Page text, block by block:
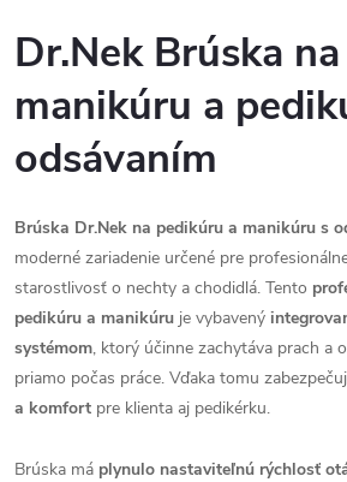
Dr.Nek Brúska na
manikúru a
odsávaním
Brúska Dr.Nek na pedikúru a manikúru s
moderné zariadenie určené pre
starostlivosť o nechty a chodidlá. Tento
pedikúru a manikúru je vybavený
systémom, ktorý účinne zachytáva prach a
priamo počas práce. Vďaka tomu
a komfort pre klienta aj pedikérku.
Brúska má plynulo nastaviteľnú rýchlosť